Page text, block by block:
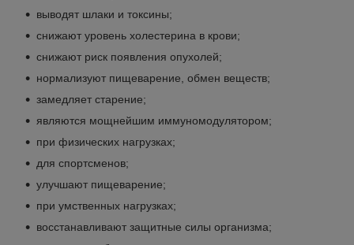
выводят шлаки и токсины;
снижают уровень холестерина в крови;
снижают риск появления опухолей;
нормализуют пищеварение, обмен веществ;
замедляет старение;
являются мощнейшим иммуномодулятором;
при физических нагрузках;
для спортсменов;
улучшают пищеварение;
при умственных нагрузках;
восстанавливают защитные силы организма;